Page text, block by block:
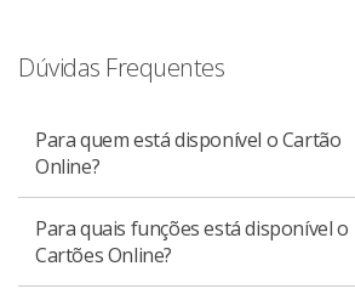
Dúvidas Frequentes
Para quem está disponível o Cartão
Online?
Está disponível para todos os clientes
titulares e adicionais de um Cartão
Para quais funções está disponível o
Cartões Online?